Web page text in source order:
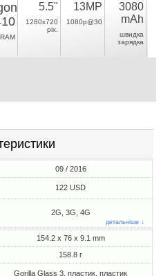
5.5"
1280x720
pix.
13MP
1080p@30
3080
mAh
швидка
зарядка
09 / 2016
122 USD
2G, 3G, 4G
детальніше ↓
154.2 x 76 x 9.1 mm
158.8 г
Gorilla Glass 3, пластик, пластик